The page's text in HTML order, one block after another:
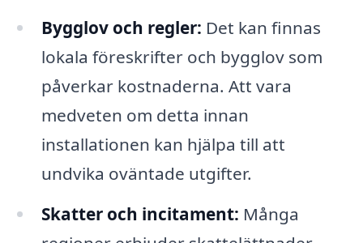
Bygglov och regler: Det kan finnas
lokala föreskrifter och bygglov som
påverkar kostnaderna. Att vara
medveten om detta innan
installationen kan hjälpa till att
undvika oväntade utgifter.
Skatter och incitament: Många